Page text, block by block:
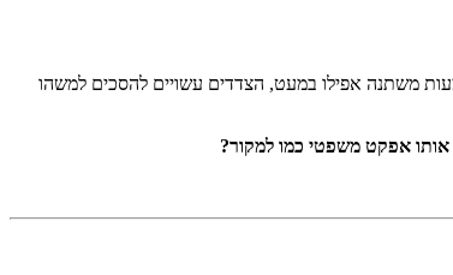
משתנה אפילו במעט, הצדדים עשויים להסכים למשהו
אפקט משפטי כמו למקור?